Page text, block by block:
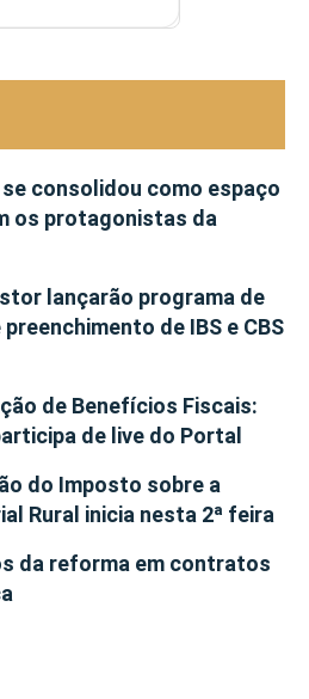
consolidou como espaço
os protagonistas da
lançarão programa de
de IBS e CBS
de Benefícios Fiscais:
de live do Portal
do Imposto sobre a
Rural inicia nesta 2ª feira
da reforma em contratos